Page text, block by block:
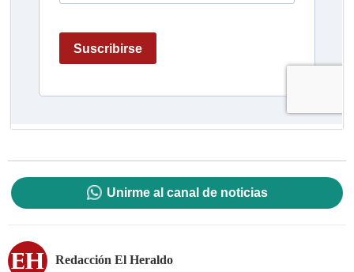
Unirme al canal de noticias
Redacción El Heraldo